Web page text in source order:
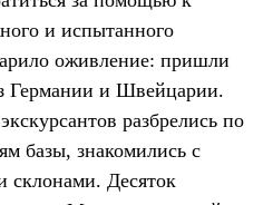
и испытанного
оживление: пришли
Германии и Швейцарии.
разбрелись по
базы, знакомились с
склонами. Десяток